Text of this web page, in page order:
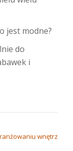
jest modne?
do
i
wnętrz